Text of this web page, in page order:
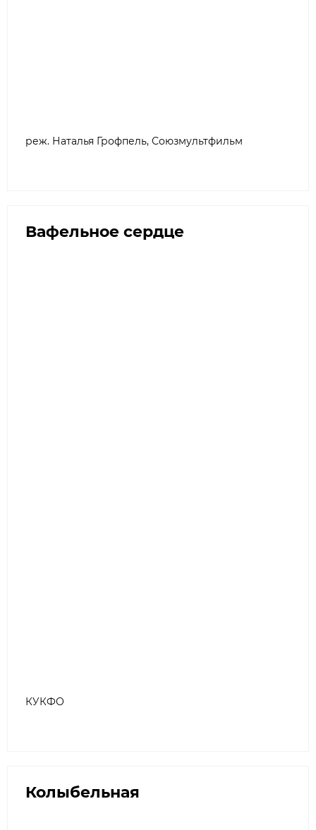
реж. Наталья Грофпель, Союзмультфильм
Вафельное сердце
КУКФО
Колыбельная